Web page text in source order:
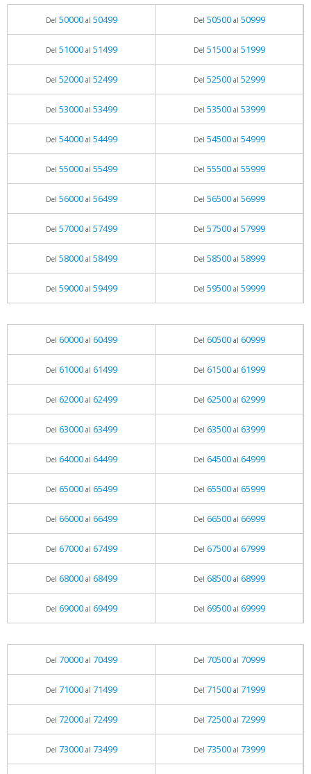
Del 50000al 50499 Del 50500al 50999
Del 51000al 51499 Del 51500al 51999
Del 52000al 52499 Del 52500al 52999
Del 53000al 53499 Del 53500al 53999
Del 54000al 54499 Del 54500al 54999
Del 55000al 55499 Del 55500al 55999
Del 56000al 56499 Del 56500al 56999
Del 57000al 57499 Del 57500al 57999
Del 58000al 58499 Del 58500al 58999
Del 59000al 59499 Del 59500al 59999
Del 60000al 60499 Del 60500al 60999
Del 61000al 61499 Del 61500al 61999
Del 62000al 62499 Del 62500al 62999
Del 63000al 63499 Del 63500al 63999
Del 64000al 64499 Del 64500al 64999
Del 65000al 65499 Del 65500al 65999
Del 66000al 66499 Del 66500al 66999
Del 67000al 67499 Del 67500al 67999
Del 68000al 68499 Del 68500al 68999
Del 69000al 69499 Del 69500al 69999
Del 70000al 70499 Del 70500al 70999
Del 71000al 71499 Del 71500al 71999
Del 72000al 72499 Del 72500al 72999
Del 73000al 73499 Del 73500al 73999